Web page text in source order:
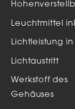
Leuchtmittel
Lichtleistung in
Lichtaustritt
Werkstoff des
Gehäuses